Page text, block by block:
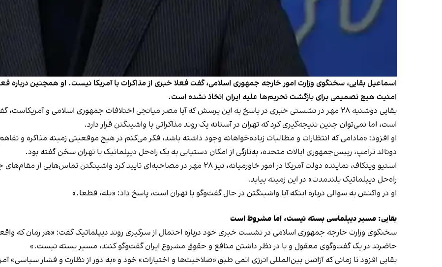
اسماعیل بقایی،‌ سخنگوی وزارت امور خارجه جمهوری اسلامی، گفت فعلا خبری از مذاکرات با آمریکا نیست. او همچنین
امنیت هیچ تصمیمی برای بازگشت تحریم‌ها علیه ایران اتخاذ نشده است.
بقایی دوشنبه ۲۸ مهر در نشستی خبری در پاسخ به این پرسش که آیا مصر میانجی اختلافات جمهوری اسلامی و
است، اما نمی‌توان چنین نتیجه‌گیری کرد که تهران در آستانه یک روند مذاکراتی با واشینگتن قرار دارد.
او افزود: «مادامی که انتظارات و مطالبات زیاده‌خواهانه وجود داشته باشد، فکر می‌کنم در هیچ موقعیتی زمینه مذاکره و
دونالد ترامپ، رییس‌جمهوری ایالات متحده، به‌تازگی از امکان دستیابی به یک راه‌حل دیپلماتیک با تهران سخن گفته بود.
استیو ویتکاف، نماینده دولت آمریکا در امور خاورمیانه، نیز ۲۸ مهر در مصاحبه‌ای تایید کرد
راه‌حل دیپلماتیک بلندمدت» در این زمینه بیابد.
او در واکنش به سوالی درباره اینکه آیا واشینگتن در حال گفت‌وگو با تهران است، پاسخ داد: «بله، قطعا.»
بقایی: مسیر دیپلماسی بسته نیست، اما مشروط است
سخنگوی وزارت خارجه جمهوری اسلامی در نشست خبری خود درباره احتمال از سرگیری روند دیپلماتیک گفت: «هر زمان که
حاضرند در یک گفت‌وگوی معقول و با در نظر داشتن منافع و حقوق مشروع ایران گفت‌وگو کنند، مسیر بسته نیست.»
بقایی افزود تا زمانی که آژانس بین‌المللی انرژی اتمی طبق «صلاحیت‌ها و اختیارات» خود و «به دور از نظارت و فشار سیاسی»